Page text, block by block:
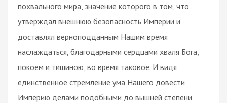
похвального мира, значение которого в том, что
утверждал внешнюю безопасность Империи и
доставлял верноподданным Нашим время
наслаждаться, благодарными сердцами хваля Бога,
покоем и тишиною, во время таковое. И видя
единственное стремление ума Нашего довести
Империю делами подобными до вышней степени